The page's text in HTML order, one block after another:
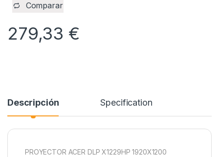
Comparar
279,33 €
Descripción Specification
PROYECTOR ACER DLP X1229HP 1920X1200